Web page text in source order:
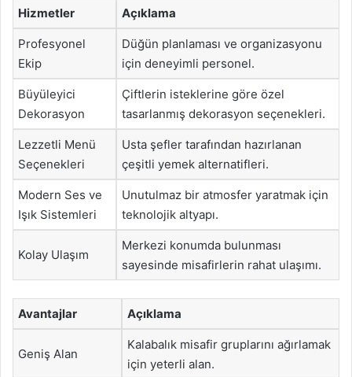
Hizmetler Açıklama
Profesyonel
Ekip
Düğün planlaması ve organizasyonu
için deneyimli personel.
Büyüleyici
Dekorasyon
Çiftlerin isteklerine göre özel
tasarlanmış dekorasyon seçenekleri.
Lezzetli Menü
Seçenekleri
Usta şefler tarafından hazırlanan
çeşitli yemek alternatifleri.
Modern Ses ve
Işık Sistemleri
Unutulmaz bir atmosfer yaratmak için
teknolojik altyapı.
Kolay Ulaşım
Merkezi konumda bulunması
sayesinde misafirlerin rahat ulaşımı.
Avantajlar Açıklama
Geniş Alan
Kalabalık misafir gruplarını ağırlamak
için yeterli alan.